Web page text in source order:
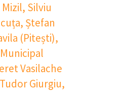
, Silviu
, Ștefan
(Pitești),
Vasilache
Tudor Giurgiu,